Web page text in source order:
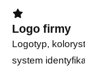
Logo firmy
Logotyp,
system